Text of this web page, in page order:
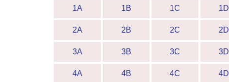
1A 1B 1C 1D
2A 2B 2C 2D
3A 3B 3C 3D
4A 4B 4C 4D